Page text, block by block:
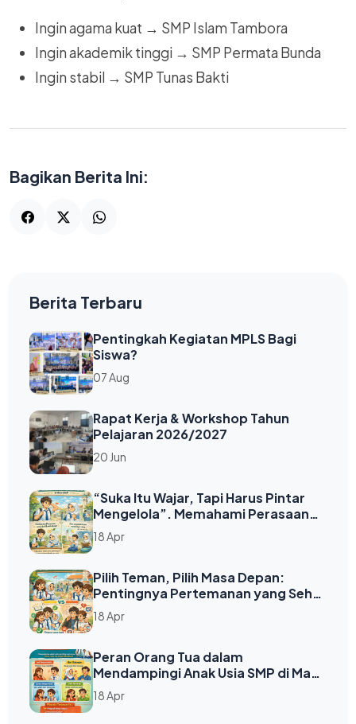
Ingin agama kuat → SMP Islam Tambora
Ingin akademik tinggi → SMP Permata Bunda
Ingin stabil → SMP Tunas Bakti
Bagikan Berita Ini:
Berita Terbaru
Pentingkah Kegiatan MPLS Bagi
Siswa?
07 Aug
Rapat Kerja & Workshop Tahun
Pelajaran 2026/2027
20 Jun
“Suka Itu Wajar, Tapi Harus Pintar
Mengelola”. Memahami Perasaan
Suka pada Lawan Jenis di Usia SMP
18 Apr
Pilih Teman, Pilih Masa Depan:
Pentingnya Pertemanan yang Sehat
di Usia SMP
18 Apr
Peran Orang Tua dalam
Mendampingi Anak Usia SMP di Masa
Pubertas
18 Apr